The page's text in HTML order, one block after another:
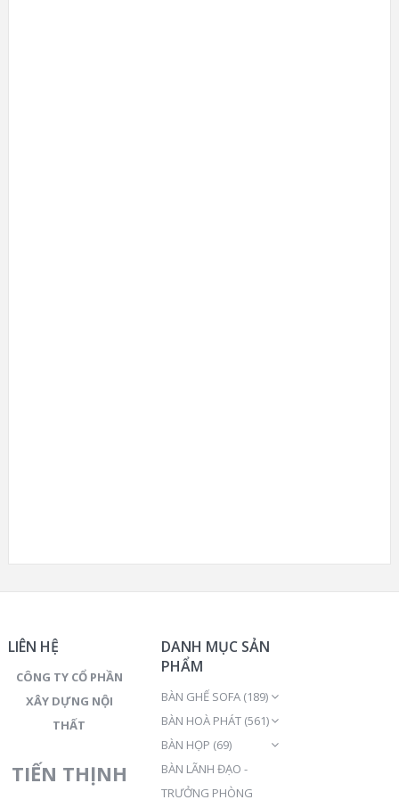
LIÊN HỆ
CÔNG TY CỔ PHẦN
XÂY DỰNG NỘI
THẤT
TIẾN THỊNH
DANH MỤC SẢN
PHẨM
BÀN GHẾ SOFA (189)
BÀN HOÀ PHÁT (561)
BÀN HỌP (69)
BÀN LÃNH ĐẠO -
TRƯỞNG PHÒNG